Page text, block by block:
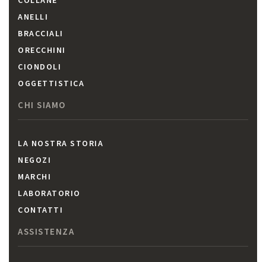
ANELLI
BRACCIALI
ORECCHINI
CIONDOLI
OGGETTISTICA
CHI SIAMO
LA NOSTRA STORIA
NEGOZI
MARCHI
LABORATORIO
CONTATTI
ASSISTENZA